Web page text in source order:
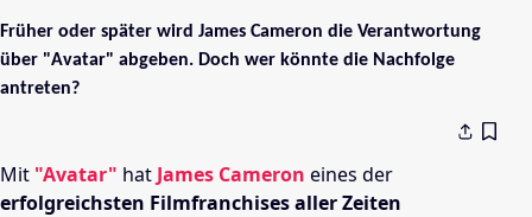
Früher oder später wird James Cameron die Verantwortung
über "Avatar" abgeben. Doch wer könnte die Nachfolge
antreten?
Mit "Avatar" hat James Cameron eines der
erfolgreichsten Filmfranchises aller Zeiten